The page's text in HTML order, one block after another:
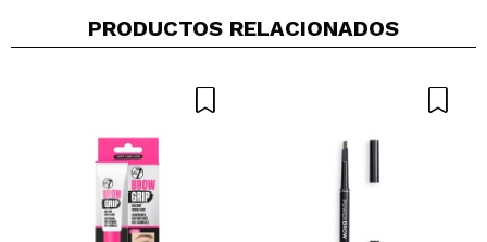
PRODUCTOS RELACIONADOS